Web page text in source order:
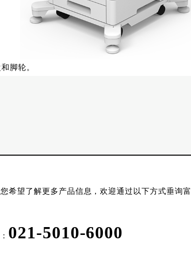
脚轮。
希望了解更多产品信息，欢迎通过以下方式垂询
021-5010-6000